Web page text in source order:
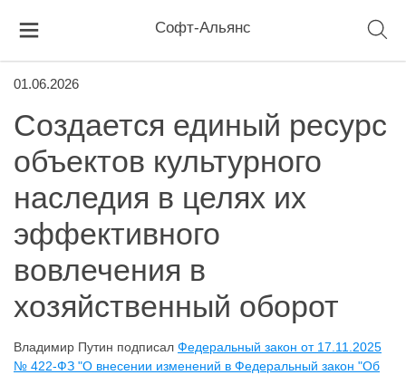
Софт-Альянс
01.06.2026
Создается единый ресурс
объектов культурного
наследия в целях их
эффективного
вовлечения в
хозяйственный оборот
Владимир Путин подписал Федеральный закон от 17.11.2025
№ 422-ФЗ "О внесении изменений в Федеральный закон "Об